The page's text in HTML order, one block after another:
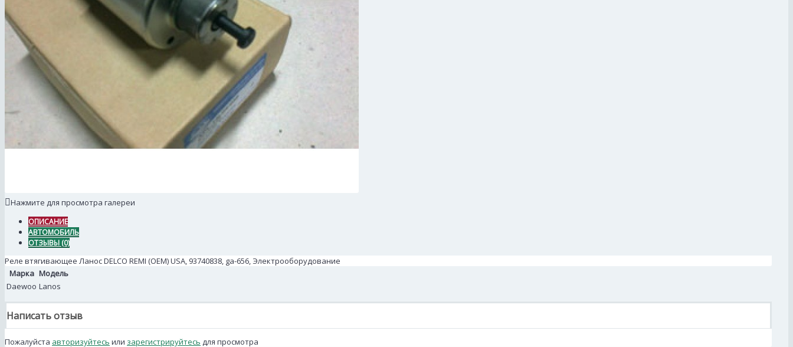
Нажмите для просмотра галереи
ОПИСАНИЕ
АВТОМОБИЛЬ
ОТЗЫВЫ (0)
Реле втягивающее Ланос DELCO REMI (OEM) USA, 93740838, ga-656, Электрооборудование
Марка Модель
Daewoo Lanos
Написать отзыв
Пожалуйста авторизуйтесь или зарегистрируйтесь для просмотра